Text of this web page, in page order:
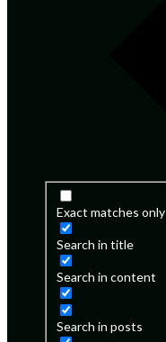
Exact matches only
Search in title
Search in content
Search in posts